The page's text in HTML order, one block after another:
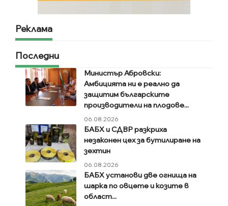
Реклама
Последни
Министър Абровски:
Амбицията ни е реално да
защитим българските
производители на плодове...
06.08.2026
БАБХ и СДВР разкриха
незаконен цех за бутилиране на
зехтин
06.08.2026
БАБХ установи две огнища на
шарка по овцете и козите в
област...